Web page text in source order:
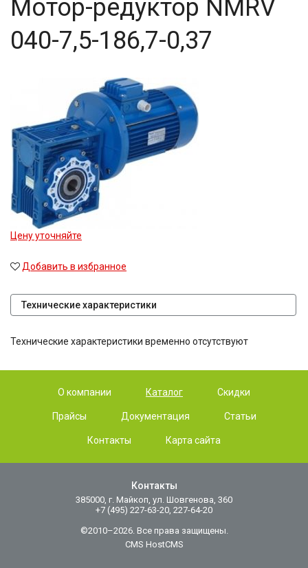
Мо­тор-ре­дук­тор NMRV
040-7,5-186,7-0,37
Цену уточняйте
Добавить в избранное
Технические характеристики
Технические характеристики временно отсутствуют
О компании Каталог Скидки
Прайсы Документация Статьи
Контакты Карта сайта
Контакты
385000, г. Майкоп, ул. Шовгенова, 360
+7 (495) 227-63-20, 227-64-20
©2010–2026. Все права защищены.
CMS HostCMS